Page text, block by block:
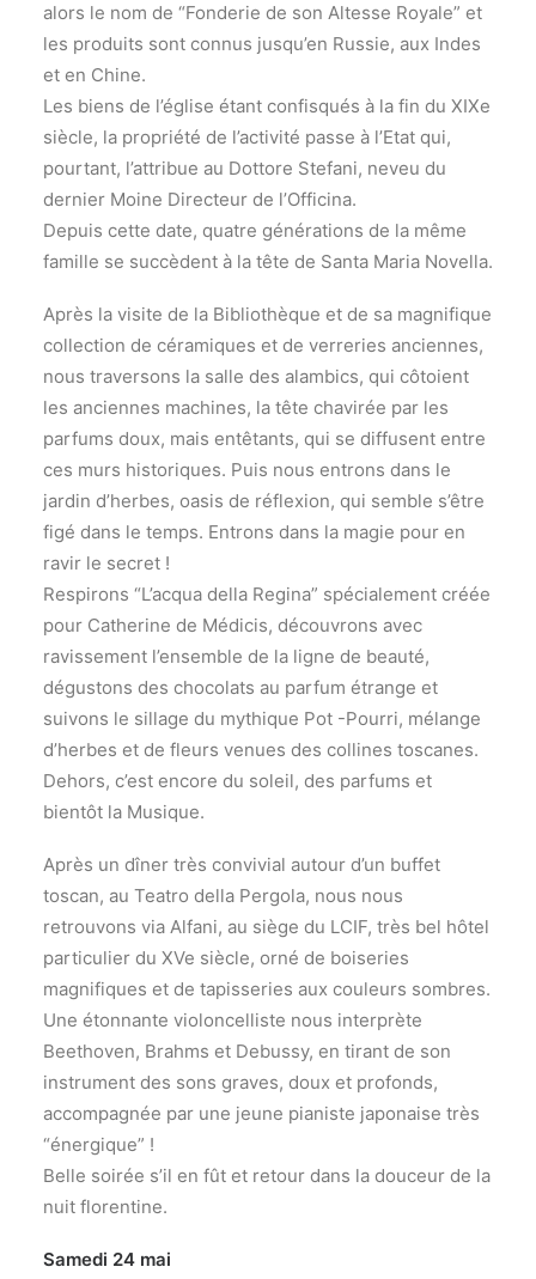
alors le nom de “Fonderie de son Altesse Royale” et
les produits sont connus jusqu’en Russie, aux Indes
et en Chine.
Les biens de l’église étant confisqués à la fin du XIXe
siècle, la propriété de l’activité passe à l’Etat qui,
pourtant, l’attribue au Dottore Stefani, neveu du
dernier Moine Directeur de l’Officina.
Depuis cette date, quatre générations de la même
famille se succèdent à la tête de Santa Maria Novella.
Après la visite de la Bibliothèque et de sa magnifique
collection de céramiques et de verreries anciennes,
nous traversons la salle des alambics, qui côtoient
les anciennes machines, la tête chavirée par les
parfums doux, mais entêtants, qui se diffusent entre
ces murs historiques. Puis nous entrons dans le
jardin d’herbes, oasis de réflexion, qui semble s’être
figé dans le temps. Entrons dans la magie pour en
ravir le secret !
Respirons “L’acqua della Regina” spécialement créée
pour Catherine de Médicis, découvrons avec
ravissement l’ensemble de la ligne de beauté,
dégustons des chocolats au parfum étrange et
suivons le sillage du mythique Pot -Pourri, mélange
d’herbes et de fleurs venues des collines toscanes.
Dehors, c’est encore du soleil, des parfums et
bientôt la Musique.
Après un dîner très convivial autour d’un buffet
toscan, au Teatro della Pergola, nous nous
retrouvons via Alfani, au siège du LCIF, très bel hôtel
particulier du XVe siècle, orné de boiseries
magnifiques et de tapisseries aux couleurs sombres.
Une étonnante violoncelliste nous interprète
Beethoven, Brahms et Debussy, en tirant de son
instrument des sons graves, doux et profonds,
accompagnée par une jeune pianiste japonaise très
“énergique” !
Belle soirée s’il en fût et retour dans la douceur de la
nuit florentine.
Samedi 24 mai